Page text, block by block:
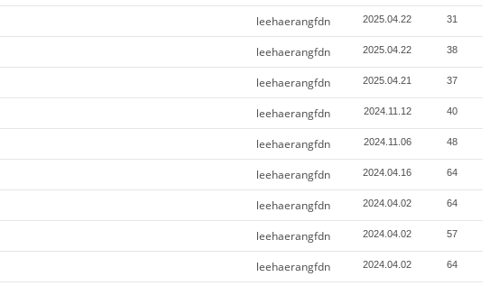
leehaerangfdn 2025.04.22 31
leehaerangfdn 2025.04.22 38
leehaerangfdn 2025.04.21 37
leehaerangfdn 2024.11.12 40
leehaerangfdn 2024.11.06 48
leehaerangfdn 2024.04.16 64
leehaerangfdn 2024.04.02 64
leehaerangfdn 2024.04.02 57
leehaerangfdn 2024.04.02 64